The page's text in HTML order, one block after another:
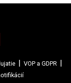
VOP a GDPR